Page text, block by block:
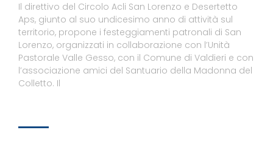
Il direttivo del Circolo Acli San Lorenzo e Desertetto
Aps, giunto al suo undicesimo anno di attività sul
territorio, propone i festeggiamenti patronali di San
Lorenzo, organizzati in collaborazione con l’Unità
Pastorale Valle Gesso, con il Comune di Valdieri e con
l’associazione amici del Santuario della Madonna del
Colletto. Il